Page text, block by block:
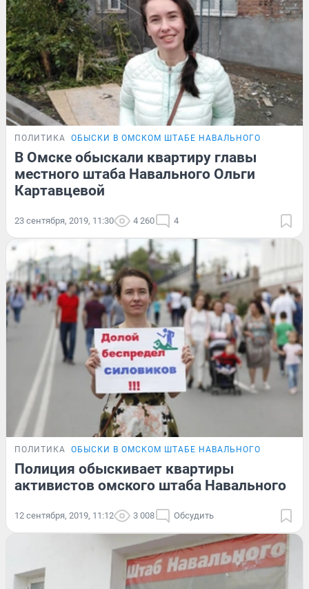
ПОЛИТИКА ОБЫСКИ В ОМСКОМ ШТАБЕ НАВАЛЬНОГО
В Омске обыскали квартиру главы
местного штаба Навального Ольги
Картавцевой
23 сентября, 2019, 11:30 4 260 4
ПОЛИТИКА ОБЫСКИ В ОМСКОМ ШТАБЕ НАВАЛЬНОГО
Полиция обыскивает квартиры
активистов омского штаба Навального
12 сентября, 2019, 11:12 3 008 Обсудить